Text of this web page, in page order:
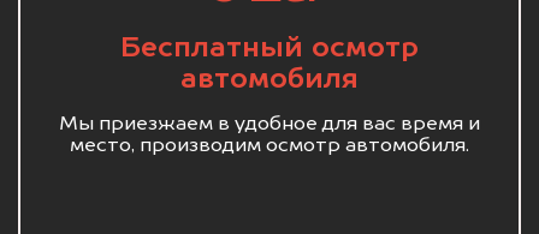
Бесплатный осмотр
автомобиля
Мы приезжаем в удобное для вас время и
место, производим осмотр автомобиля.